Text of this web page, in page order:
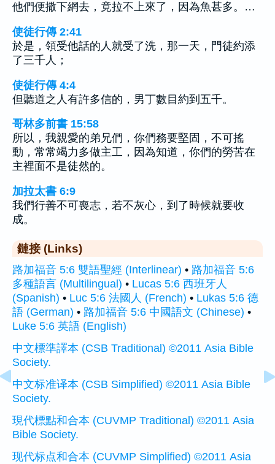
他們便撒下網去，竟拉不上來了，因為魚甚多。…
使徒行傳 2:41
於是，領受他話的人就受了洗，那一天，門徒約添
了三千人；
使徒行傳 4:4
但聽道之人有許多信的，男丁數目約到五千。
哥林多前書 15:58
所以，我親愛的弟兄們，你們務要堅固，不可搖
動，常常竭力多做主工，因為知道，你們的勞苦在
主裡面不是徒然的。
加拉太書 6:9
我們行善不可喪志，若不灰心，到了時候就要收
成。
鏈接 (Links)
路加福音 5:6 雙語聖經 (Interlinear) • 路加福音 5:6
多種語言 (Multilingual) • Lucas 5:6 西班牙人
(Spanish) • Luc 5:6 法國人 (French) • Lukas 5:6 德
語 (German) • 路加福音 5:6 中國語文 (Chinese) •
Luke 5:6 英語 (English)
中文標準譯本 (CSB Traditional) ©2011 Asia Bible
Society.
中文标准译本 (CSB Simplified) ©2011 Asia Bible
Society.
現代標點和合本 (CUVMP Traditional) ©2011 Asia
Bible Society.
现代标点和合本 (CUVMP Simplified) ©2011 Asia